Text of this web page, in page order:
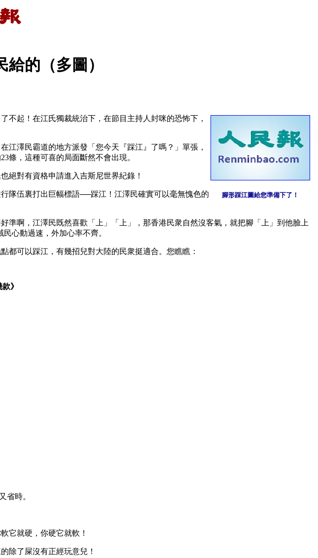
的（多圖）
腳形踩江圖給您準備下了！
不起！在江氏獨裁統治下，在節目主持人封咪的恐怖下，
江澤民霸道的地方派發「您今天『踩江』了嗎？」單張，
條，這種可喜的局面斷然不會出現。
絕對有資格申請進入吉斯尼世界紀錄！
隊伍裏打出巨幅標語──踩江！江澤民確實可以毫無愧色的
啊，江澤民既然喜歡「上」「上」，那香港民衆自然沒客氣，就把腳「上」到他臉上
心動過速，外加心率不齊。
都可以踩江，有幾招兒對大陸的民衆挺適合。您瞧瞧：
》
省時。
它就硬，你硬它就軟！
除了屎沒有正經玩意兒！